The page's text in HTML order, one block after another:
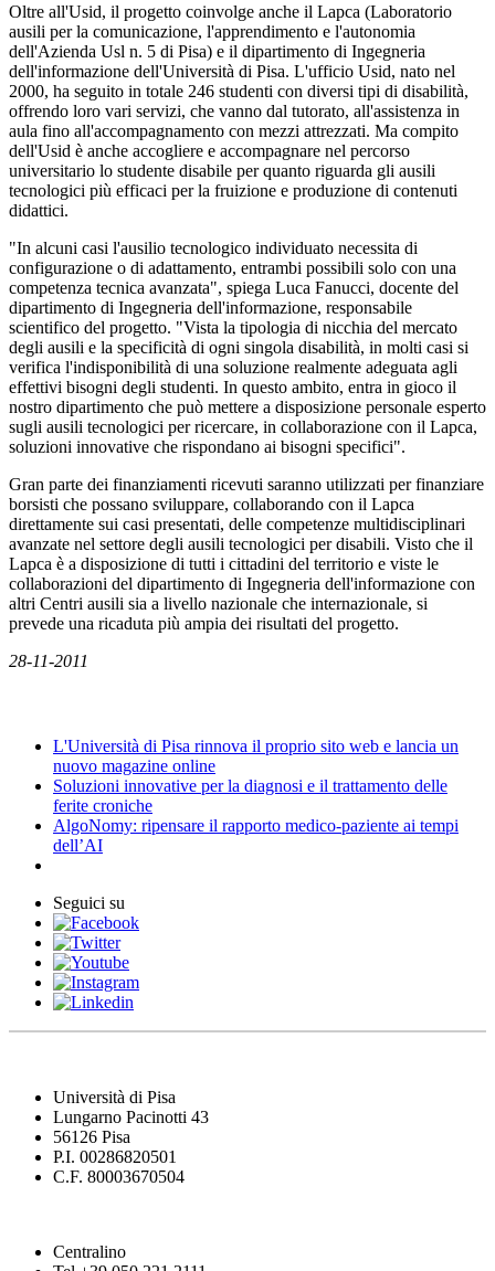
Oltre all'Usid, il progetto coinvolge anche il Lapca (Laboratorio
ausili per la comunicazione, l'apprendimento e l'autonomia
dell'Azienda Usl n. 5 di Pisa) e il dipartimento di Ingegneria
dell'informazione dell'Università di Pisa. L'ufficio Usid, nato nel
2000, ha seguito in totale 246 studenti con diversi tipi di disabilità,
offrendo loro vari servizi, che vanno dal tutorato, all'assistenza in
aula fino all'accompagnamento con mezzi attrezzati. Ma compito
dell'Usid è anche accogliere e accompagnare nel percorso
universitario lo studente disabile per quanto riguarda gli ausili
tecnologici più efficaci per la fruizione e produzione di contenuti
didattici.
"In alcuni casi l'ausilio tecnologico individuato necessita di
configurazione o di adattamento, entrambi possibili solo con una
competenza tecnica avanzata", spiega Luca Fanucci, docente del
dipartimento di Ingegneria dell'informazione, responsabile
scientifico del progetto. "Vista la tipologia di nicchia del mercato
degli ausili e la specificità di ogni singola disabilità, in molti casi si
verifica l'indisponibilità di una soluzione realmente adeguata agli
effettivi bisogni degli studenti. In questo ambito, entra in gioco il
nostro dipartimento che può mettere a disposizione personale esperto
sugli ausili tecnologici per ricercare, in collaborazione con il Lapca,
soluzioni innovative che rispondano ai bisogni specifici".
Gran parte dei finanziamenti ricevuti saranno utilizzati per finanziare
borsisti che possano sviluppare, collaborando con il Lapca
direttamente sui casi presentati, delle competenze multidisciplinari
avanzate nel settore degli ausili tecnologici per disabili. Visto che il
Lapca è a disposizione di tutti i cittadini del territorio e viste le
collaborazioni del dipartimento di Ingegneria dell'informazione con
altri Centri ausili sia a livello nazionale che internazionale, si
prevede una ricaduta più ampia dei risultati del progetto.
28-11-2011
L'Università di Pisa rinnova il proprio sito web e lancia un
nuovo magazine online
Soluzioni innovative per la diagnosi e il trattamento delle
ferite croniche
AlgoNomy: ripensare il rapporto medico-paziente ai tempi
dell’AI
Seguici su
Università di Pisa
Lungarno Pacinotti 43
56126 Pisa
P.I. 00286820501
C.F. 80003670504
Centralino